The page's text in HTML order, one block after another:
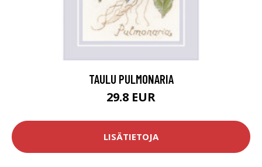
TAULU PULMONARIA
29.8 EUR
LISÄTIETOJA